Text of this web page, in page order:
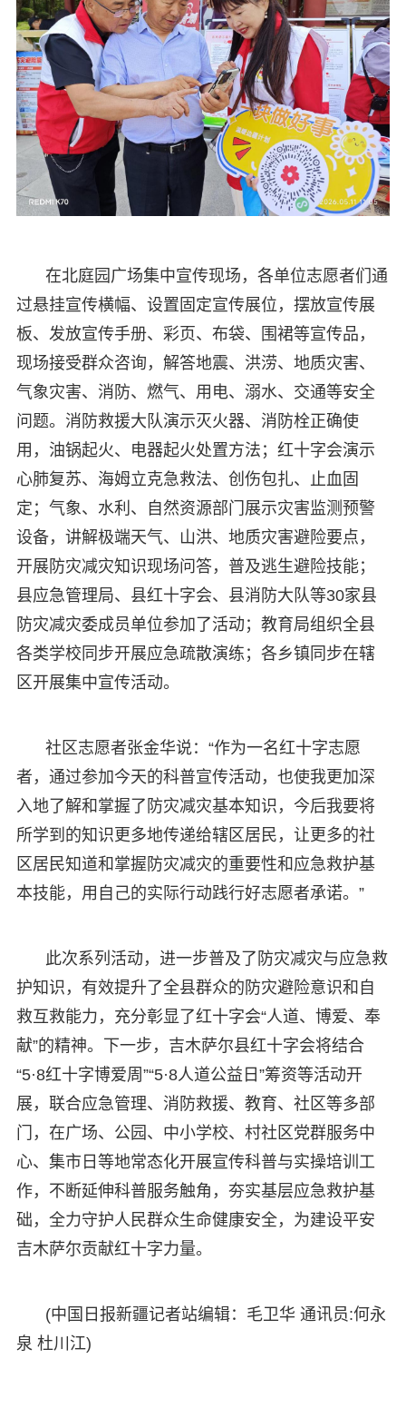
在北庭园广场集中宣传现场，各单位志愿者们通
过悬挂宣传横幅、设置固定宣传展位，摆放宣传展
板、发放宣传手册、彩页、布袋、围裙等宣传品，
现场接受群众咨询，解答地震、洪涝、地质灾害、
气象灾害、消防、燃气、用电、溺水、交通等安全
问题。消防救援大队演示灭火器、消防栓正确使
用，油锅起火、电器起火处置方法；红十字会演示
心肺复苏、海姆立克急救法、创伤包扎、止血固
定；气象、水利、自然资源部门展示灾害监测预警
设备，讲解极端天气、山洪、地质灾害避险要点，
开展防灾减灾知识现场问答，普及逃生避险技能；
县应急管理局、县红十字会、县消防大队等30家县
防灾减灾委成员单位参加了活动；教育局组织全县
各类学校同步开展应急疏散演练；各乡镇同步在辖
区开展集中宣传活动。
社区志愿者张金华说：“作为一名红十字志愿
者，通过参加今天的科普宣传活动，也使我更加深
入地了解和掌握了防灾减灾基本知识，今后我要将
所学到的知识更多地传递给辖区居民，让更多的社
区居民知道和掌握防灾减灾的重要性和应急救护基
本技能，用自己的实际行动践行好志愿者承诺。”
此次系列活动，进一步普及了防灾减灾与应急救
护知识，有效提升了全县群众的防灾避险意识和自
救互救能力，充分彰显了红十字会“人道、博爱、奉
献”的精神。下一步，吉木萨尔县红十字会将结合
“5·8红十字博爱周”“5·8人道公益日”筹资等活动开
展，联合应急管理、消防救援、教育、社区等多部
门，在广场、公园、中小学校、村社区党群服务中
心、集市日等地常态化开展宣传科普与实操培训工
作，不断延伸科普服务触角，夯实基层应急救护基
础，全力守护人民群众生命健康安全，为建设平安
吉木萨尔贡献红十字力量。
(中国日报新疆记者站编辑：毛卫华 通讯员:何永
泉 杜川江)